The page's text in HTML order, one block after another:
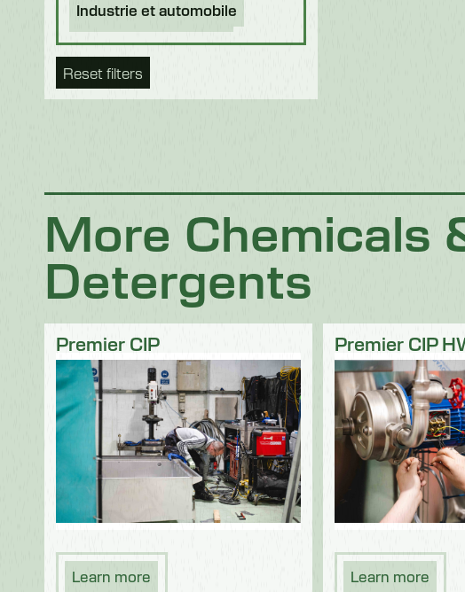
Industrie et automobile
Boissons et brassage
Transformation des aliments
Produits laitiers
Poisson
Fruits et légumes
Logistique
Volaille et viande
Reset filters
More Chemicals
Detergents
Premier CIP
Learn more
Premier CIP
Learn more